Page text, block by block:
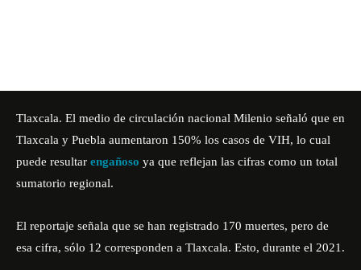
Tlaxcala. El medio de circulación nacional Milenio señaló que en
Tlaxcala y Puebla aumentaron 150% los casos de VIH, lo cual
puede resultar engañoso ya que reflejan las cifras como un total
sumatorio regional.
El reportaje señala que se han registrado 170 muertes, pero de
esa cifra, sólo 12 corresponden a Tlaxcala. Esto, durante el 2021.